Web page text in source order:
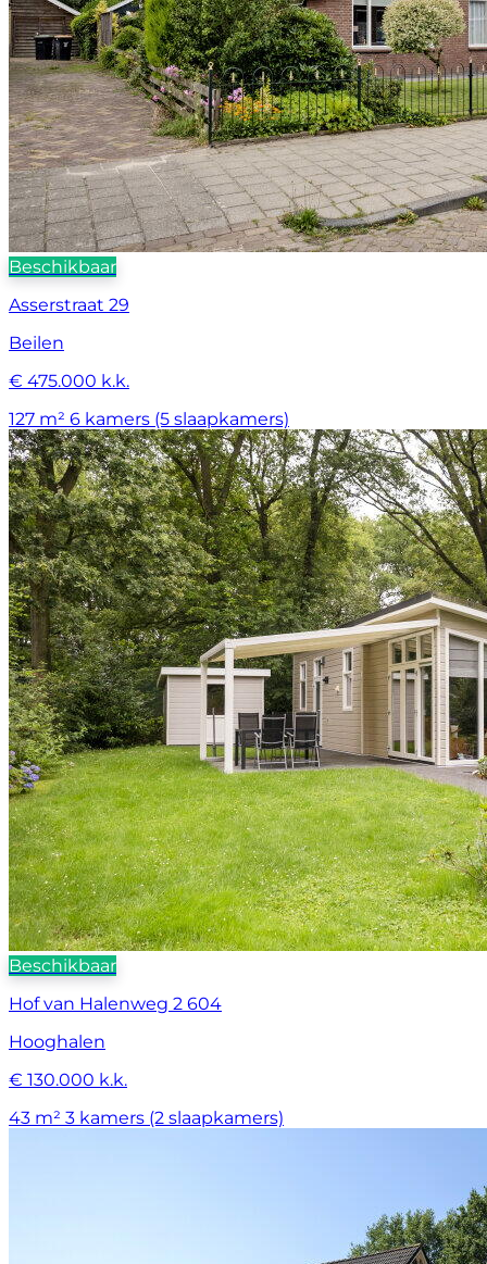
Beschikbaar
Asserstraat 29
Beilen
€ 475.000 k.k.
127 m² 6 kamers (5 slaapkamers)
Beschikbaar
Hof van Halenweg 2 604
Hooghalen
€ 130.000 k.k.
43 m² 3 kamers (2 slaapkamers)